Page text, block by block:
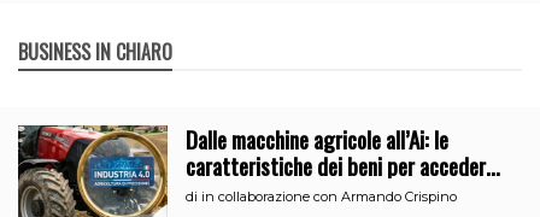
BUSINESS IN CHIARO
Dalle macchine agricole all’Ai: le
caratteristiche dei beni per accedere
all’iperammortamento
di in collaborazione con Armando Crispino